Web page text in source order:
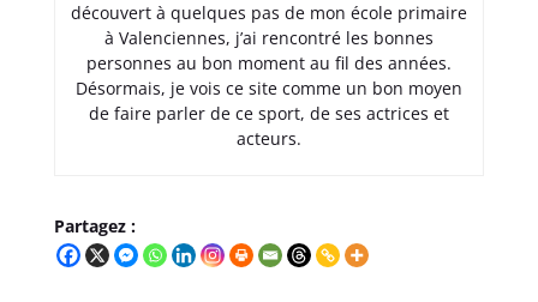
découvert à quelques pas de mon école primaire
à Valenciennes, j’ai rencontré les bonnes
personnes au bon moment au fil des années.
Désormais, je vois ce site comme un bon moyen
de faire parler de ce sport, de ses actrices et
acteurs.
Partagez :